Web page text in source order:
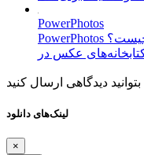
PowerPhotos
PowerPhotos چیست؟ PowerPhotos نرم‌افزاری کاربردی
لینک‌های دانلود
×